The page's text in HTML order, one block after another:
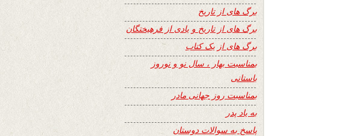
برگ های از تاریخ
برگ های از تاریخ و یادی از فرهیختگان
برگ های از یک کتاب
بمناسبت بهار ، سال نو و نوروز
باستانی
بمناسبت روز جهانی مادر
به یاد پدر
پاسخ به سوالات دوستان